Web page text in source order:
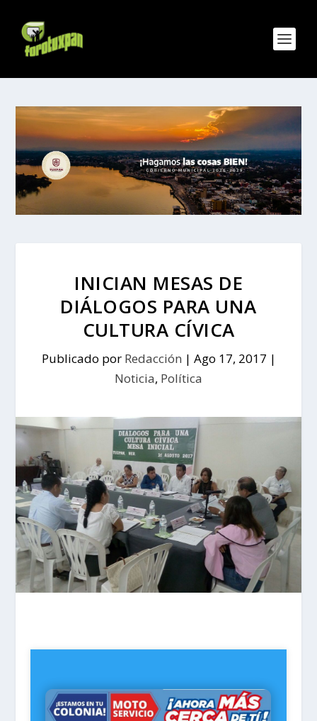
INICIAN MESAS DE
DIÁLOGOS PARA UNA
CULTURA CÍVICA
Publicado por Redacción | Ago 17, 2017 |
Noticia, Política